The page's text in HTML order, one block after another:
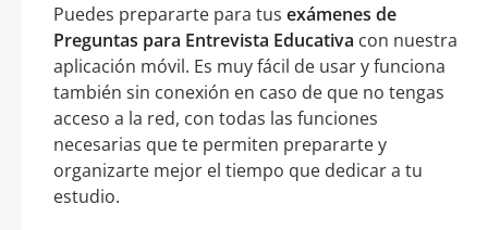
Puedes prepararte para tus exámenes de
Preguntas para Entrevista Educativa con nuestra
aplicación móvil. Es muy fácil de usar y funciona
también sin conexión en caso de que no tengas
acceso a la red, con todas las funciones
necesarias que te permiten prepararte y
organizarte mejor el tiempo que dedicar a tu
estudio.